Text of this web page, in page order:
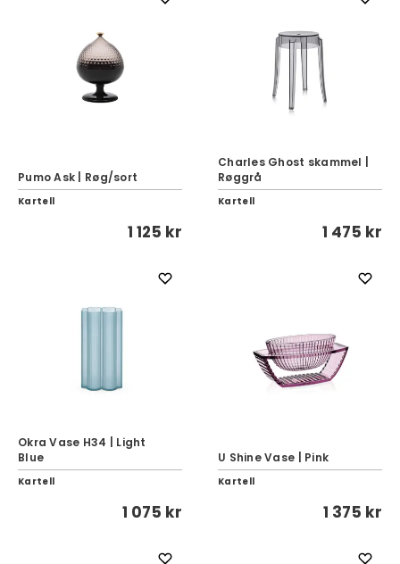
Pumo Ask | Røg/sort
Kartell
1 125 kr
Charles Ghost skammel |
Røggrå
Kartell
1 475 kr
Okra Vase H34 | Light
Blue
Kartell
1 075 kr
U Shine Vase | Pink
Kartell
1 375 kr